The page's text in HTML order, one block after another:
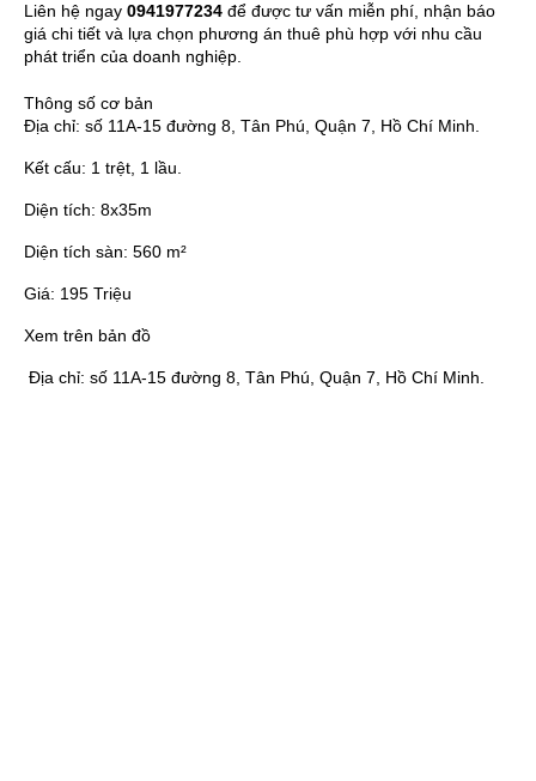
Liên hệ ngay 0941977234 để được tư vấn miễn phí, nhận báo
giá chi tiết và lựa chọn phương án thuê phù hợp với nhu cầu
phát triển của doanh nghiệp.
Thông số cơ bản
Địa chỉ: số 11A-15 đường 8, Tân Phú, Quận 7, Hồ Chí Minh.
Kết cấu: 1 trệt, 1 lầu.
Diện tích: 8x35m
Diện tích sàn: 560 m²
Giá: 195 Triệu
Xem trên bản đồ
Địa chỉ: số 11A-15 đường 8, Tân Phú, Quận 7, Hồ Chí Minh.